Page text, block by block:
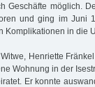
Geschäfte möglich.
und ging im Juni
Komplikationen in die
Henriette
Wohnung in der
Er konnte